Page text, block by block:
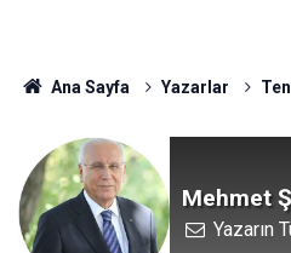
Ana Sayfa Yazarlar
Mehmet
Yazarın